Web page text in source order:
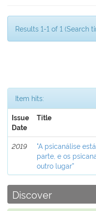
Results 1-1 of 1 (Search
Item hits:
Issue
Date
Title
2019
"A psicanálise
parte, e os
outro lugar”
Discover